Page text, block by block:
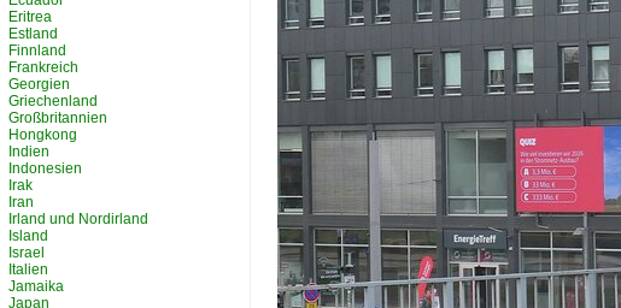
Eritrea
Estland
Finnland
Frankreich
Georgien
Griechenland
Großbritannien
Hongkong
Indien
Indonesien
Irak
Iran
Irland und Nordirland
Island
Israel
Italien
Jamaika
Japan